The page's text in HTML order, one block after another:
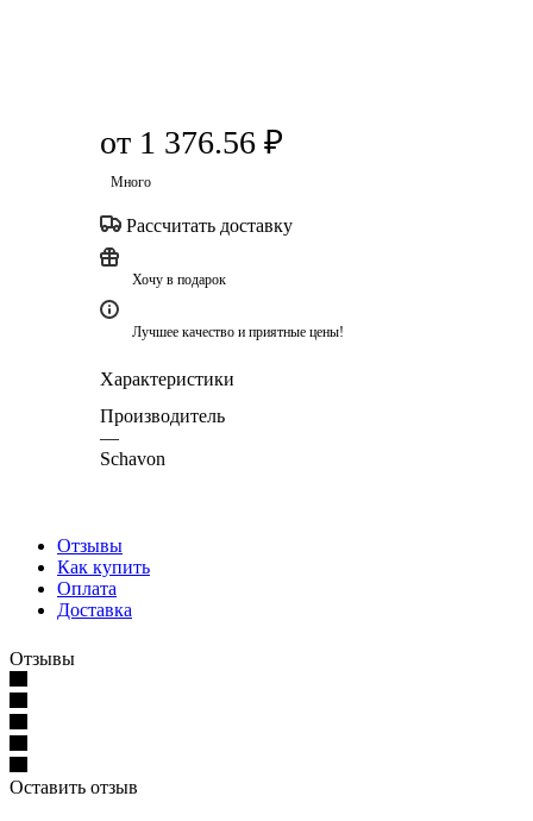
от 1 376.56 ₽
Много
Рассчитать доставку
Хочу в подарок
Лучшее качество и приятные цены!
Характеристики
Производитель
—
Schavon
Отзывы
Как купить
Оплата
Доставка
Отзывы
Оставить отзыв